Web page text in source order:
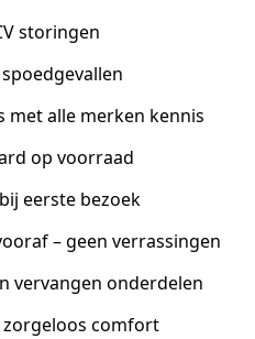
storingen
met alle merken kennis
op voorraad
eerste bezoek
– geen verrassingen
vervangen onderdelen
comfort